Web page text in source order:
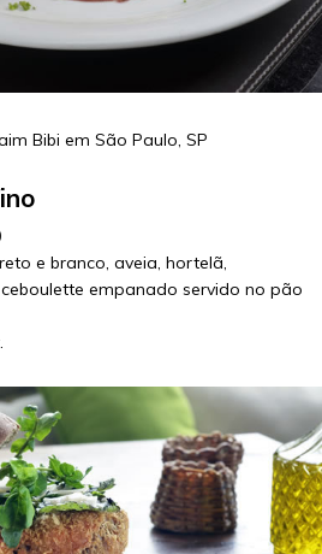
Bibi em São Paulo, SP
e branco, aveia, hortelã,
empanado servido no pão